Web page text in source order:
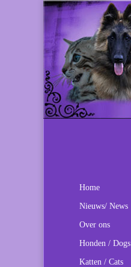
Home
Nieuws/ News
Over ons
Honden / Dogs
Katten / Cats